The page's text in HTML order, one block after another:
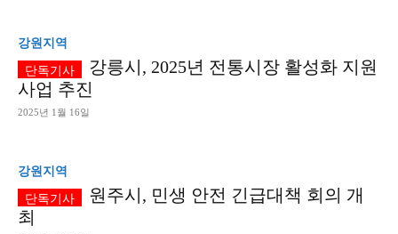
강원지역
강릉시, 2025년 전통시장 활성화 지원
사업 추진
2025년 1월 16일
강원지역
원주시, 민생 안전 긴급대책 회의 개
최